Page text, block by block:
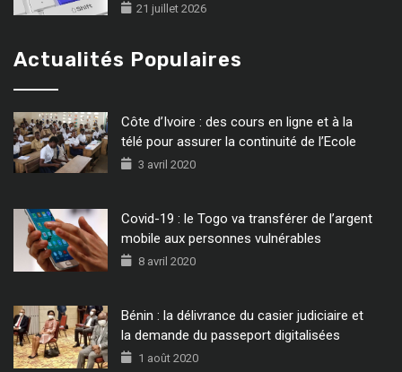
21 juillet 2026
Actualités Populaires
Côte d’Ivoire : des cours en ligne et à la
télé pour assurer la continuité de l’Ecole
3 avril 2020
Covid-19 : le Togo va transférer de l’argent
mobile aux personnes vulnérables
8 avril 2020
Bénin : la délivrance du casier judiciaire et
la demande du passeport digitalisées
1 août 2020